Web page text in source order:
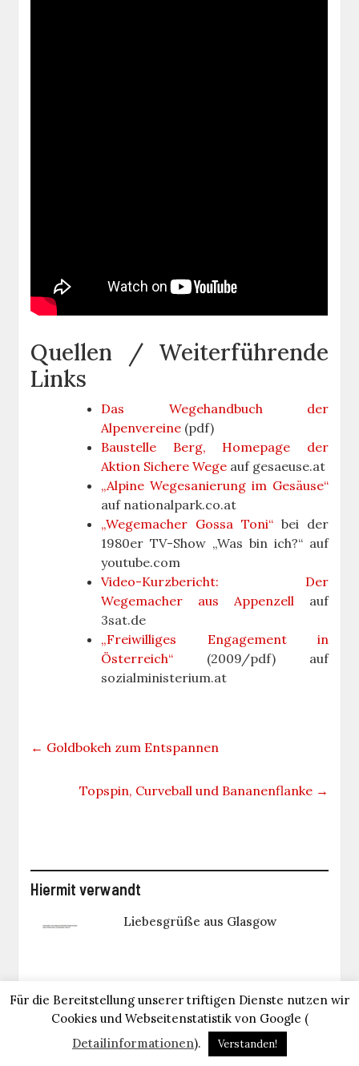
Quellen / Weiterführende
Links
Das Wegehandbuch der
Alpenvereine (pdf)
Baustelle Berg, Homepage der
Aktion Sichere Wege auf gesaeuse.at
„Alpine Wegesanierung im Gesäuse“
auf nationalpark.co.at
„Wegemacher Gossa Toni“ bei der
1980er TV-Show „Was bin ich?“ auf
youtube.com
Video-Kurzbericht: Der
Wegemacher aus Appenzell auf
3sat.de
„Freiwilliges Engagement in
Österreich“ (2009/pdf) auf
sozialministerium.at
← Goldbokeh zum Entspannen
Topspin, Curveball und Bananenflanke →
Hiermit verwandt
Liebesgrüße aus Glasgow
140 Sternschnuppen pro Stunde
Für die Bereitstellung unserer triftigen Dienste nutzen wir
Cookies und Webseitenstatistik von Google (
Detailinformationen). Verstanden!